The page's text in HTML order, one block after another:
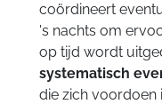
coördineert
's nachts om
op tijd wordt
systematisch
die zich voordoen